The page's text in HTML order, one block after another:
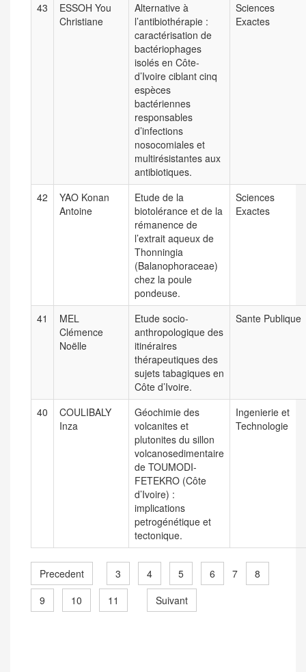
43
ESSOH You
Christiane
Alternative à
l’antibiothérapie :
caractérisation de
bactériophages
isolés en Côte-
d’Ivoire ciblant cinq
espèces
bactériennes
responsables
d’infections
nosocomiales et
multirésistantes aux
antibiotiques.
Sciences
Exactes
42
YAO Konan
Antoine
Etude de la
biotolérance et de la
rémanence de
l’extrait aqueux de
Thonningia
(Balanophoraceae)
chez la poule
pondeuse.
Sciences
Exactes
41
MEL
Clémence
Noëlle
Etude socio-
anthropologique des
itinéraires
thérapeutiques des
sujets tabagiques en
Côte d’Ivoire.
Sante Publique
40
COULIBALY
Inza
Géochimie des
volcanites et
plutonites du sillon
volcanosedimentaire
de TOUMODI-
FETEKRO (Côte
d’Ivoire) :
implications
petrogénétique et
tectonique.
Ingenierie et
Technologie
Precedent 3 4 5 6 7
8
9
10 11 Suivant